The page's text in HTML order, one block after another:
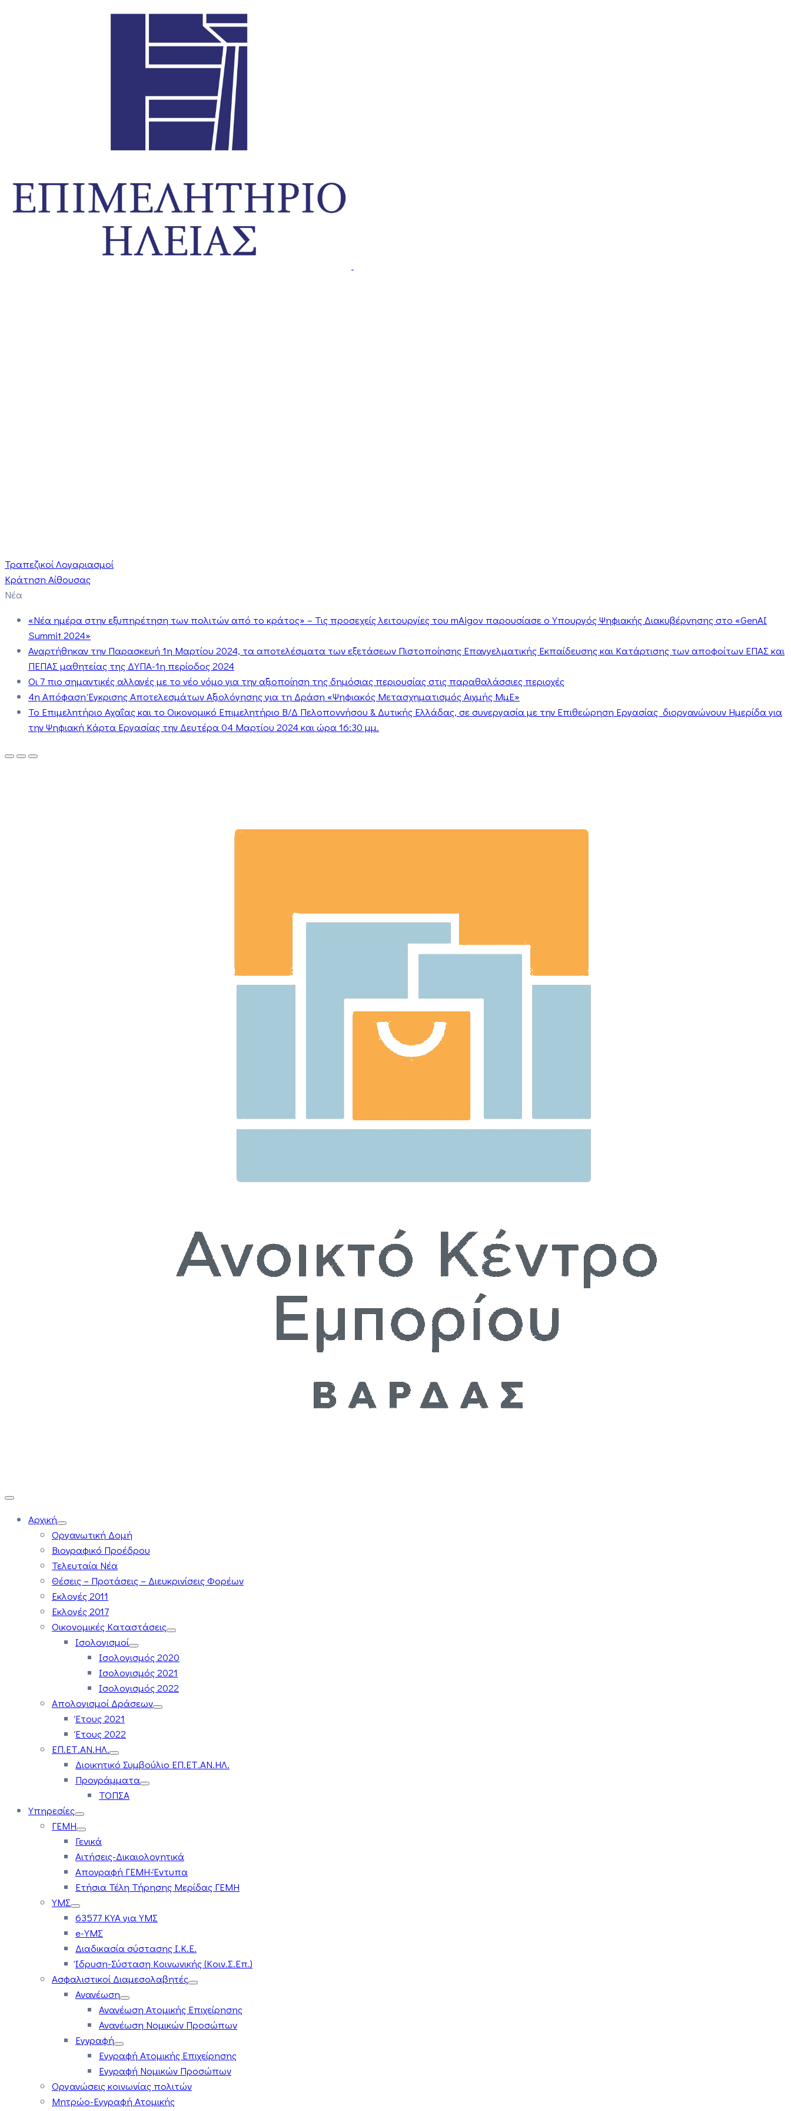
Τραπεζικοί Λογαριασμοί
Κράτηση Αίθουσας
Νέα
«Νέα ημέρα στην εξυπηρέτηση των πολιτών από το κράτος» – Τις προσεχείς λειτουργίες του mAigov παρουσίασε ο Υπουργός Ψηφιακής Διακυβέρνησης στο «GenAI
Summit 2024»
Αναρτήθηκαν την Παρασκευή 1η Μαρτίου 2024, τα αποτελέσματα των εξετάσεων Πιστοποίησης Επαγγελματικής Εκπαίδευσης και Κατάρτισης των αποφοίτων ΕΠΑΣ και
ΠΕΠΑΣ μαθητείας της ΔΥΠΑ-1η περίοδος 2024
Οι 7 πιο σημαντικές αλλαγές με το νέο νόμο για την αξιοποίηση της δημόσιας περιουσίας στις παραθαλάσσιες περιοχές
4η Απόφαση Έγκρισης Αποτελεσμάτων Αξιολόγησης για τη Δράση «Ψηφιακός Μετασχηματισμός Αιχμής ΜμΕ»
Το Επιμελητήριο Αχαΐας και το Οικονομικό Επιμελητήριο Β/Δ Πελοποννήσου & Δυτικής Ελλάδας, σε συνεργασία με την Επιθεώρηση Εργασίας διοργανώνουν Ημερίδα για
την Ψηφιακή Κάρτα Εργασίας την Δευτέρα 04 Μαρτίου 2024 και ώρα 16:30 μμ.
Αρχική
Οργανωτική Δομή
Βιογραφικό Προέδρου
Τελευταία Νέα
Θέσεις – Προτάσεις – Διευκρινίσεις Φορέων
Εκλογές 2011
Εκλογές 2017
Οικονομικές Καταστάσεις
Ισολογισμοί
Ισολογισμός 2020
Ισολογισμός 2021
Ισολογισμός 2022
Απολογισμοί Δράσεων
Έτους 2021
Έτους 2022
ΕΠ.ΕΤ.ΑΝ.ΗΛ.
Διοικητικό Συμβούλιο ΕΠ.ΕΤ.ΑΝ.ΗΛ.
Προγράμματα
ΤΟΠΣΑ
Υπηρεσίες
ΓΕΜΗ
Γενικά
Αιτήσεις-Δικαιολογητικά
Απογραφή ΓΕΜΗ-Έντυπα
Ετήσια Τέλη Τήρησης Μερίδας ΓΕΜΗ
ΥΜΣ
63577 ΚΥΑ για ΥΜΣ
e-ΥΜΣ
Διαδικασία σύστασης Ι.Κ.Ε.
Ίδρυση-Σύσταση Κοινωνικής (Κοιν.Σ.Επ.)
Ασφαλιστικοί Διαμεσολαβητές
Ανανέωση
Ανανέωση Ατομικής Επιχείρησης
Ανανέωση Νομικών Προσώπων
Εγγραφή
Εγγραφή Ατομικής Επιχείρησης
Εγγραφή Νομικών Προσώπων
Οργανώσεις κοινωνίας πολιτών
Μητρώο-Εγγραφή Ατομικής